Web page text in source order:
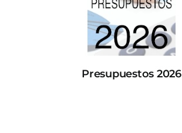
Presupuestos 2026